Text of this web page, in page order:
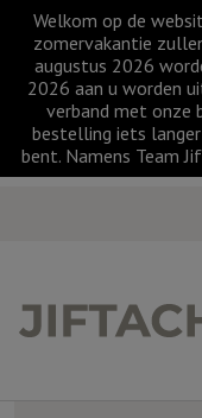
Welkom op de
zomervakantie
augustus 2026
2026 aan u worden
verband met onze
bestelling iets
bent. Namens Team